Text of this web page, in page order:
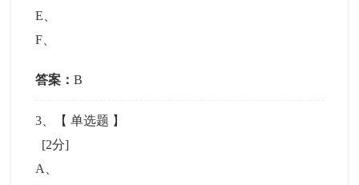
E
F
答案：B
3 、【单选题 】
[2分]
A